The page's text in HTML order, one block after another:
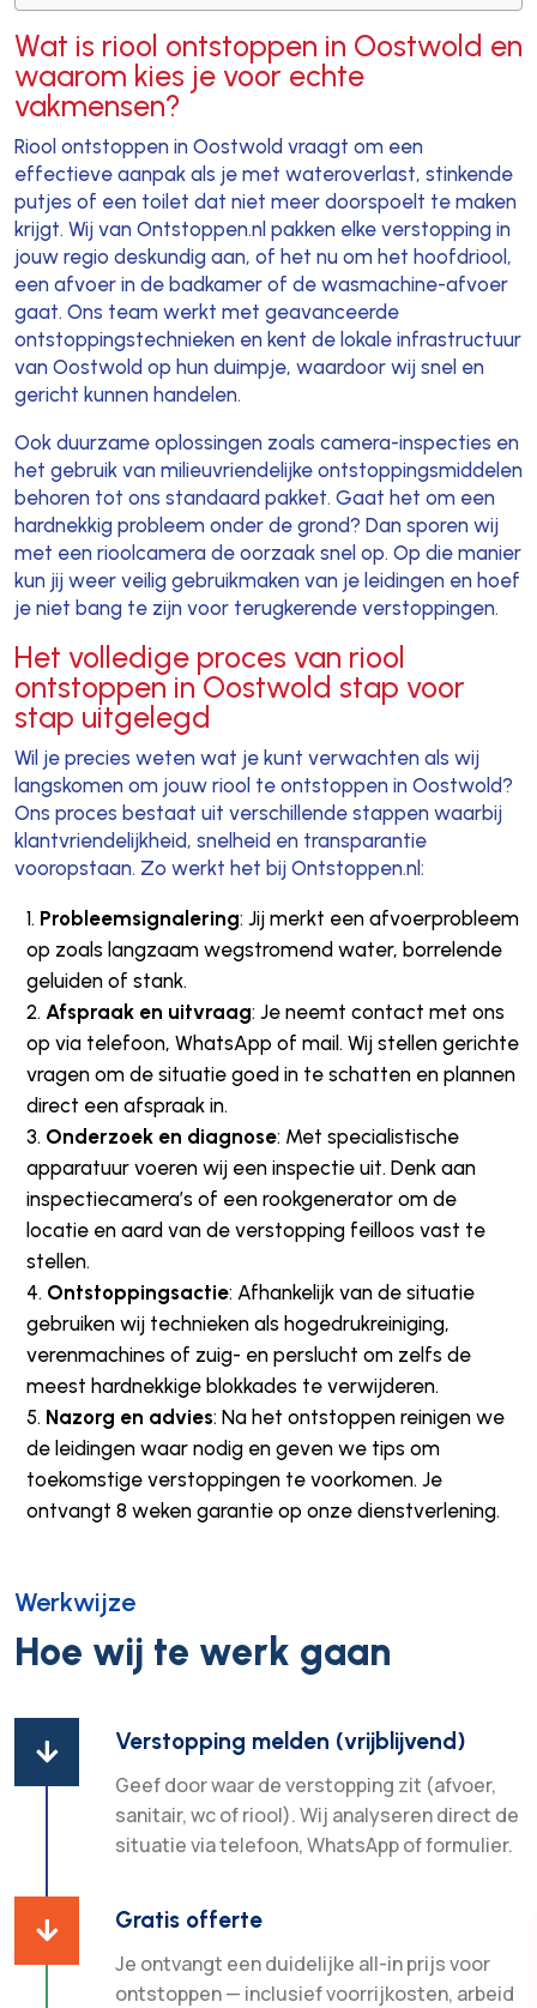
Wat is riool ontstoppen in Oostwold en
waarom kies je voor echte
vakmensen?
Riool ontstoppen in Oostwold vraagt om een
effectieve aanpak als je met wateroverlast, stinkende
putjes of een toilet dat niet meer doorspoelt te maken
krijgt. Wij van Ontstoppen.nl pakken elke verstopping in
jouw regio deskundig aan, of het nu om het hoofdriool,
een afvoer in de badkamer of de wasmachine-afvoer
gaat. Ons team werkt met geavanceerde
ontstoppingstechnieken en kent de lokale infrastructuur
van Oostwold op hun duimpje, waardoor wij snel en
gericht kunnen handelen.
Ook duurzame oplossingen zoals camera-inspecties en
het gebruik van milieuvriendelijke ontstoppingsmiddelen
behoren tot ons standaard pakket. Gaat het om een
hardnekkig probleem onder de grond? Dan sporen wij
met een rioolcamera de oorzaak snel op. Op die manier
kun jij weer veilig gebruikmaken van je leidingen en hoef
je niet bang te zijn voor terugkerende verstoppingen.
Het volledige proces van riool
ontstoppen in Oostwold stap voor
stap uitgelegd
Wil je precies weten wat je kunt verwachten als wij
langskomen om jouw riool te ontstoppen in Oostwold?
Ons proces bestaat uit verschillende stappen waarbij
klantvriendelijkheid, snelheid en transparantie
vooropstaan. Zo werkt het bij Ontstoppen.nl:
Probleemsignalering: Jij merkt een afvoerprobleem
op zoals langzaam wegstromend water, borrelende
geluiden of stank.
Afspraak en uitvraag: Je neemt contact met ons
op via telefoon, WhatsApp of mail. Wij stellen gerichte
vragen om de situatie goed in te schatten en plannen
direct een afspraak in.
Onderzoek en diagnose: Met specialistische
apparatuur voeren wij een inspectie uit. Denk aan
inspectiecamera’s of een rookgenerator om de
locatie en aard van de verstopping feilloos vast te
stellen.
Ontstoppingsactie: Afhankelijk van de situatie
gebruiken wij technieken als hogedrukreiniging,
verenmachines of zuig- en perslucht om zelfs de
meest hardnekkige blokkades te verwijderen.
Nazorg en advies: Na het ontstoppen reinigen we
de leidingen waar nodig en geven we tips om
toekomstige verstoppingen te voorkomen. Je
ontvangt 8 weken garantie op onze dienstverlening.
Werkwijze
Hoe wij te werk gaan
 Verstopping melden (vrijblijvend)
Geef door waar de verstopping zit (afvoer,
sanitair, wc of riool). Wij analyseren direct de
situatie via telefoon, WhatsApp of formulier.
 Gratis offerte
Je ontvangt een duidelijke all-in prijs voor
ontstoppen — inclusief voorrijkosten, arbeid